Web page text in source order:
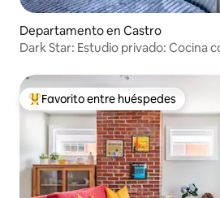
Departamento en Castro
Dark Star: Estudio privado: Cocina
De los mejores en Favorito entre
Favorito entre huéspedes